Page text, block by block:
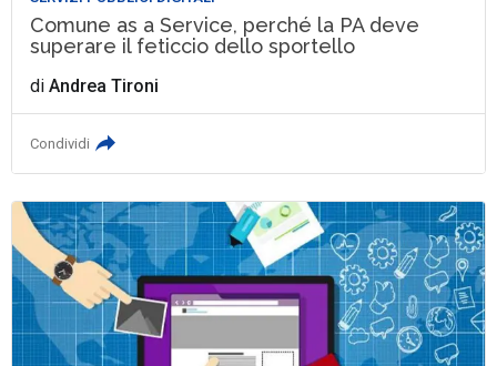
Comune as a Service, perché la PA deve
superare il feticcio dello sportello
diAndrea Tironi
Condividi